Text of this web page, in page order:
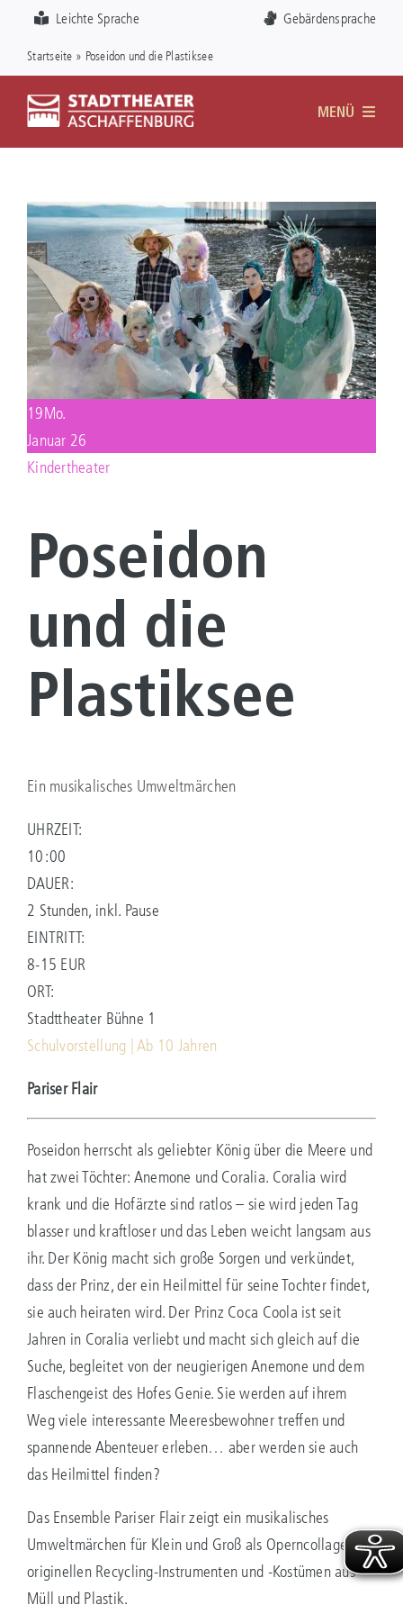
springen
Visuelle
öffnen.
Startseite » Poseidon und die Plastiksee
Leichte Sprache Gebärdensprache
MENÜ
SPIELPLAN
KARTEN
FÖRDERVEREIN
SERVICE
KONTAKT
19Mo.
Januar 26
Kindertheater
Poseidon
und die
Plastiksee
Ein musikalisches Umweltmärchen
UHRZEIT:
10:00
DAUER:
2 Stunden, inkl. Pause
EINTRITT:
8-15 EUR
ORT:
Stadttheater Bühne 1
Schulvorstellung | Ab 10 Jahren
Pariser Flair
Poseidon herrscht als geliebter König über die Meere und
hat zwei Töchter: Anemone und Coralia. Coralia wird
krank und die Hofärzte sind ratlos – sie wird jeden Tag
blasser und kraftloser und das Leben weicht langsam aus
ihr. Der König macht sich große Sorgen und verkündet,
dass der Prinz, der ein Heilmittel für seine Tochter findet,
sie auch heiraten wird. Der Prinz Coca Coola ist seit
Jahren in Coralia verliebt und macht sich gleich auf die
Suche, begleitet von der neugierigen Anemone und dem
Flaschengeist des Hofes Genie. Sie werden auf ihrem
Weg viele interessante Meeresbewohner treffen und
spannende Abenteuer erleben… aber werden sie auch
das Heilmittel finden?
Das Ensemble Pariser Flair zeigt ein musikalisches
Umweltmärchen für Klein und Groß als Operncollage mit
originellen Recycling-Instrumenten und -Kostümen aus
Müll und Plastik.